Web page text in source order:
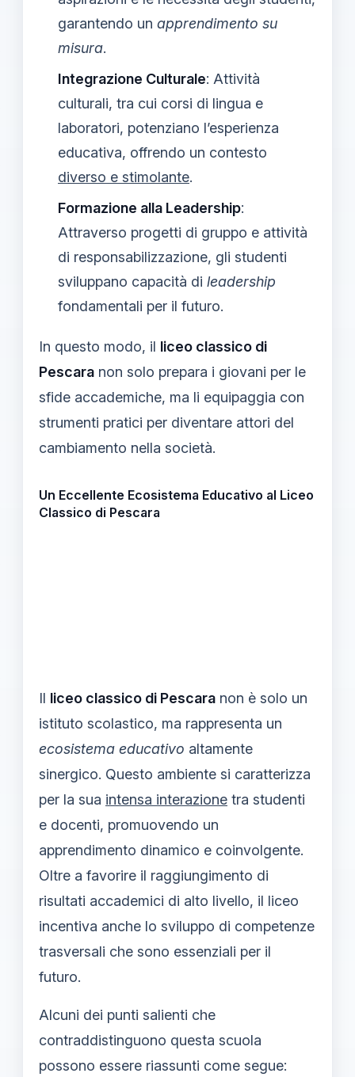
garantendo un apprendimento su
misura.
Integrazione Culturale: Attività
culturali, tra cui corsi di lingua e
laboratori, potenziano l’esperienza
educativa, offrendo un contesto
diverso e stimolante.
Formazione alla Leadership:
Attraverso progetti di gruppo e attività
di responsabilizzazione, gli studenti
sviluppano capacità di leadership
fondamentali per il futuro.
In questo modo, il liceo classico di
Pescara non solo prepara i giovani per le
sfide accademiche, ma li equipaggia con
strumenti pratici per diventare attori del
cambiamento nella società.
Un Eccellente Ecosistema Educativo al Liceo
Classico di Pescara
Il liceo classico di Pescara non è solo un
istituto scolastico, ma rappresenta un
ecosistema educativo altamente
sinergico. Questo ambiente si caratterizza
per la sua intensa interazione tra studenti
e docenti, promuovendo un
apprendimento dinamico e coinvolgente.
Oltre a favorire il raggiungimento di
risultati accademici di alto livello, il liceo
incentiva anche lo sviluppo di competenze
trasversali che sono essenziali per il
futuro.
Alcuni dei punti salienti che
contraddistinguono questa scuola
possono essere riassunti come segue: